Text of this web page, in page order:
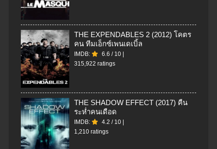
THE EXPENDABLES 2 (2012) โคตร
คน ทีมเอ็กซ์เพนเดเบิ้ล
IMDB: 6.6 / 10
315,922 ratings
THE SHADOW EFFECT (2017) คืน
ระห่ำคนเดือด
IMDB: 4.2 / 10
1,210 ratings